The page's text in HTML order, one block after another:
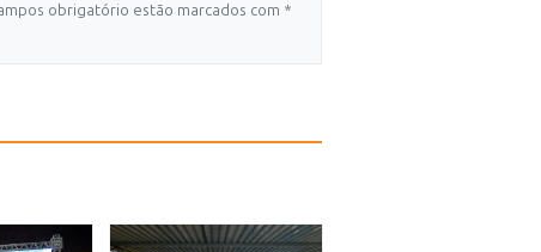
obrigatório estão marcados com *